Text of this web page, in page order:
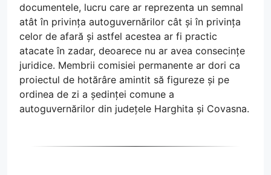
documentele, lucru care ar reprezenta un semnal
atât în privința autoguvernărilor cât și în privința
celor de afară și astfel acestea ar fi practic
atacate în zadar, deoarece nu ar avea consecințe
juridice. Membrii comisiei permanente ar dori ca
proiectul de hotărâre amintit să figureze și pe
ordinea de zi a ședinței comune a
autoguvernărilor din județele Harghita și Covasna.